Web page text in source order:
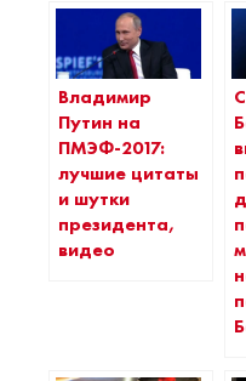
Владимир
Путин на
ПМЭФ-2017:
лучшие цитаты
и шутки
президента,
видео